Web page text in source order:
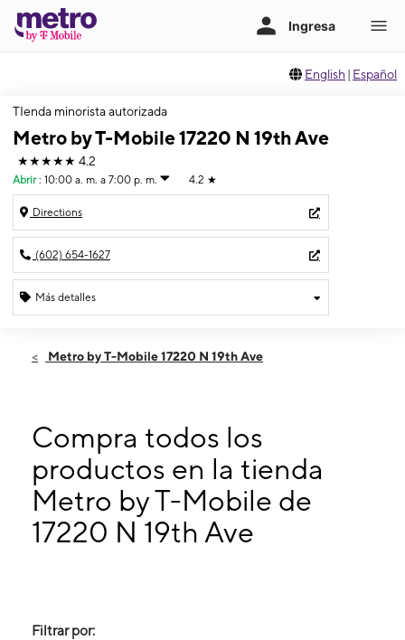
English | Español
TIenda minorista autorizada
Metro by T-Mobile 17220 N 19th Ave
★★★★★ 4.2
Abrir : 10:00 a. m. a 7:00 p. m. 4.2 ★
Directions
(602) 654-1627
Más detalles
Sábado:10:00 a. m. a 7:00 p. m.
Miérc:
10:00 a. m. a 8:00 p. m.
Jueves: 10:00 a. m. a 8:00 p. m.
Viernes:10:00 a. m. a 8:00 p. m.
17220 N 19th Ave Ste 2 Phoenix, AZ 85023
Metro by T-Mobile 17220 N 19th Ave
Compra todos los
productos en la tienda
Metro by T-Mobile de
17220 N 19th Ave
Filtrar por: